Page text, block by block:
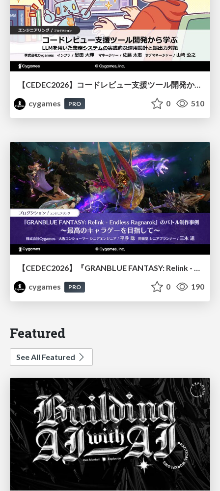
【CEDEC2026】コードレビュー支援ツール開発から学ぶ：LLMを用いた業務システムの実践的な運用設計と誤出力対策
cygames
PRO 0 510
【CEDEC2026】『GRANBLUE FANTASY: Relink - Endless Ragnarok』のバトル制作事例 ～最高のキャラゲーを目指して～
cygames
PRO 0 190
Featured
See All Featured